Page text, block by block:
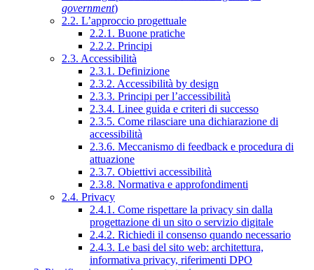
government)
2.2. L’approccio progettuale
2.2.1. Buone pratiche
2.2.2. Principi
2.3. Accessibilità
2.3.1. Definizione
2.3.2. Accessibilità by design
2.3.3. Principi per l’accessibilità
2.3.4. Linee guida e criteri di successo
2.3.5. Come rilasciare una dichiarazione di
accessibilità
2.3.6. Meccanismo di feedback e procedura di
attuazione
2.3.7. Obiettivi accessibilità
2.3.8. Normativa e approfondimenti
2.4. Privacy
2.4.1. Come rispettare la privacy sin dalla
progettazione di un sito o servizio digitale
2.4.2. Richiedi il consenso quando necessario
2.4.3. Le basi del sito web: architettura,
informativa privacy, riferimenti DPO